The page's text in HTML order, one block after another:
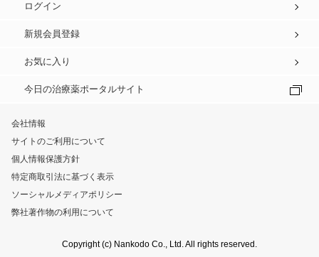
ログイン
新規会員登録
お気に入り
今日の治療薬ポータルサイト
会社情報
サイトのご利用について
個人情報保護方針
特定商取引法に基づく表示
ソーシャルメディアポリシー
弊社著作物の利用について
Copyright (c) Nankodo Co., Ltd. All rights reserved.